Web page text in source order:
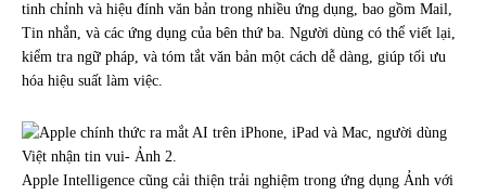
tinh chỉnh và hiệu đính văn bản trong nhiều ứng dụng, bao gồm Mail,
Tin nhắn, và các ứng dụng của bên thứ ba. Người dùng có thể viết lại,
kiểm tra ngữ pháp, và tóm tắt văn bản một cách dễ dàng, giúp tối ưu
hóa hiệu suất làm việc.
Apple Intelligence cũng cải thiện trải nghiệm trong ứng dụng Ảnh với